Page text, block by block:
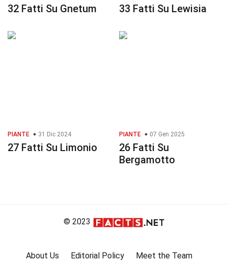
32 Fatti Su Gnetum 33 Fatti Su Lewisia
PIANTE 31 Dic 2024
27 Fatti Su Limonio
PIANTE 07 Gen 2025
26 Fatti Su
Bergamotto
© 2023
About Us Editorial Policy
Meet the Team